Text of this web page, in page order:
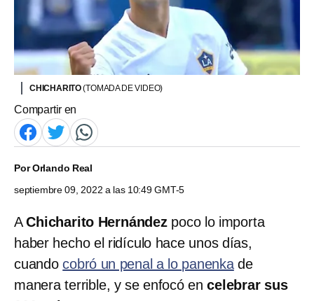
CHICHARITO(TOMADA DE VIDEO)
Compartir en
PorOrlando Real
septiembre 09, 2022 a las 10:49 GMT-5
AChicharito Hernándezpoco lo importa
haber hecho el ridículo hace unos días,
cuandocobró un penal a lo panenkade
manera terrible, y se enfocó encelebrar sus